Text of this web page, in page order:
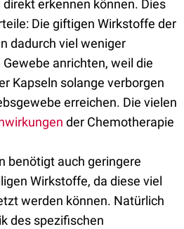
erkennen können. Dies
Die giftigen Wirkstoffe der
dadurch viel weniger
anrichten, weil die
Kapseln solange verborgen
erreichen. Die vielen
der Chemotherapie
benötigt auch geringere
Wirkstoffe, da diese viel
werden können. Natürlich
des spezifischen